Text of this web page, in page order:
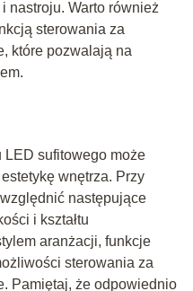
nastroju. Warto również
sterowania za
które pozwalają na
sufitowego może
wnętrza. Przy
następujące
i kształtu
aranżacji, funkcje
sterowania za
Pamiętaj, że odpowiednio